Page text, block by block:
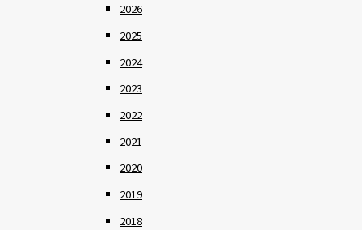
2026
2025
2024
2023
2022
2021
2020
2019
2018